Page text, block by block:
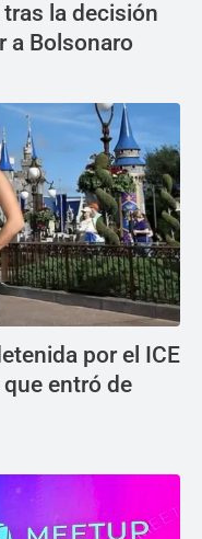
la decisión
a Bolsonaro
por el ICE
entró de